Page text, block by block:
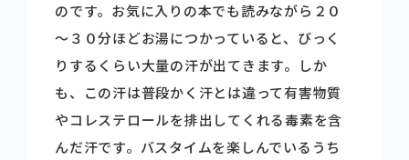
のです。お気に入りの本でも読みながら２０
～３０分ほどお湯につかっていると、びっく
りするくらい大量の汗が出てきます。しか
も、この汗は普段かく汗とは違って有害物質
やコレステロールを排出してくれる毒素を含
んだ汗です。バスタイムを楽しんでいるうち